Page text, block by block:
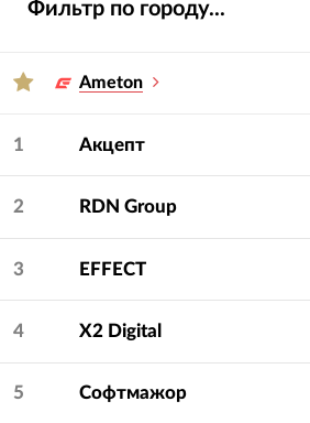
Фильтр по городу...
Ameton
1 Акцепт
2 RDN Group
3 EFFECT
4 X2 Digital
5 Софтмажор